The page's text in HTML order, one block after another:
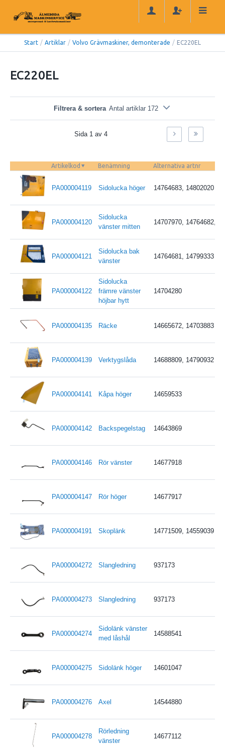
Start / Artiklar / Volvo Grävmaskiner, demonterade / EC220EL
EC220EL
Filtrera & sortera Antal artiklar 172
Sida 1 av 4
Artikelkod Benämning Alternativa artnr
PA000004119 Sidolucka höger 14764683, 14802020
PA000004120
Sidolucka
vänster mitten
14707970, 14764682,
PA000004121
Sidolucka bak
vänster
14764681, 14799333
PA000004122
Sidolucka
främre vänster
höjbar hytt
14704280
PA000004135 Räcke 14665672, 14703883
PA000004139 Verktygslåda 14688809, 14790932
PA000004141 Kåpa höger 14659533
PA000004142 Backspegelstag 14643869
PA000004146 Rör vänster 14677918
PA000004147 Rör höger 14677917
PA000004191 Skoplänk 14771509, 14559039
PA000004272 Slangledning 937173
PA000004273 Slangledning 937173
PA000004274
Sidolänk vänster
med låshål
14588541
PA000004275 Sidolänk höger 14601047
PA000004276 Axel 14544880
PA000004278
Rörledning
vänster
14677112